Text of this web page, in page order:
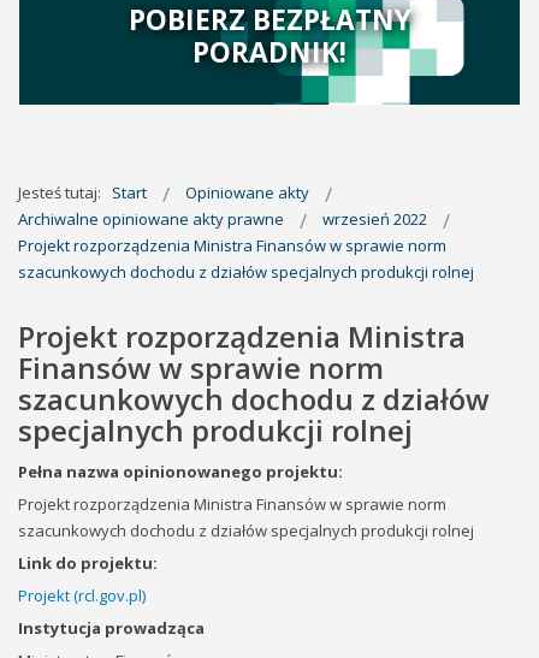
POBIERZ BEZPŁATNY
PORADNIK!
Jesteś tutaj: Start
Opiniowane akty
Archiwalne opiniowane akty prawne
wrzesień 2022
Projekt rozporządzenia Ministra Finansów w sprawie norm
szacunkowych dochodu z działów specjalnych produkcji rolnej
Projekt rozporządzenia Ministra
Finansów w sprawie norm
szacunkowych dochodu z działów
specjalnych produkcji rolnej
Pełna nazwa opinionowanego projektu:
Projekt rozporządzenia Ministra Finansów w sprawie norm
szacunkowych dochodu z działów specjalnych produkcji rolnej
Link do projektu:
Projekt (rcl.gov.pl)
Instytucja prowadząca